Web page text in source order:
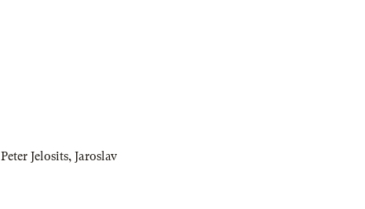
Peter Jelosits, Jaroslav